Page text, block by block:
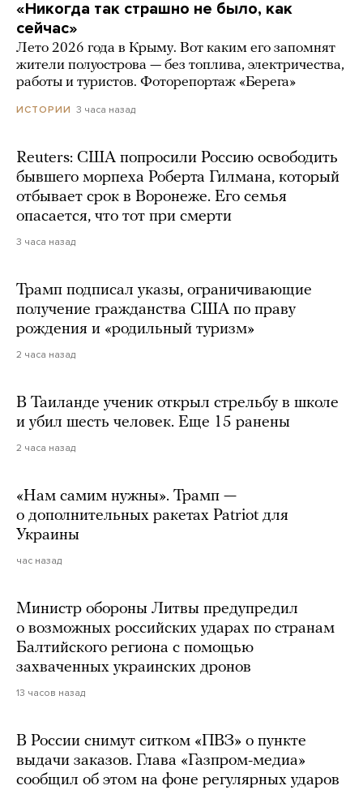
«Никогда так страшно не было, как
сейчас»
Лето 2026 года в Крыму. Вот каким его запомнят
жители полуострова — без топлива, электричества,
работы и туристов. Фоторепортаж «Берега»
ИСТОРИИ 3 часа назад
Reuters: США попросили Россию освободить
бывшего морпеха Роберта Гилмана, который
отбывает срок в Воронеже. Его семья
опасается, что тот при смерти
3 часа назад
Трамп подписал указы, ограничивающие
получение гражданства США по праву
рождения и «родильный туризм»
2 часа назад
В Таиланде ученик открыл стрельбу в школе
и убил шесть человек. Еще 15 ранены
2 часа назад
«Нам самим нужны». Трамп —
о дополнительных ракетах Patriot для
Украины
час назад
Министр обороны Литвы предупредил
о возможных российских ударах по странам
Балтийского региона с помощью
захваченных украинских дронов
13 часов назад
В России снимут ситком «ПВЗ» о пункте
выдачи заказов. Глава «Газпром-медиа»
сообщил об этом на фоне регулярных ударов